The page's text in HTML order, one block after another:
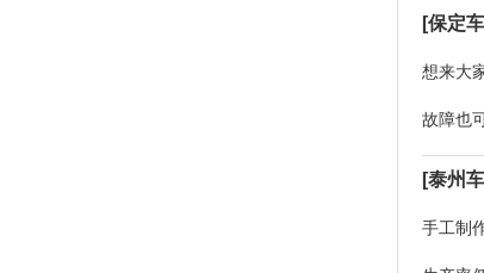
的实际
[保定
想来大
故障也
然，
[泰州
手工制